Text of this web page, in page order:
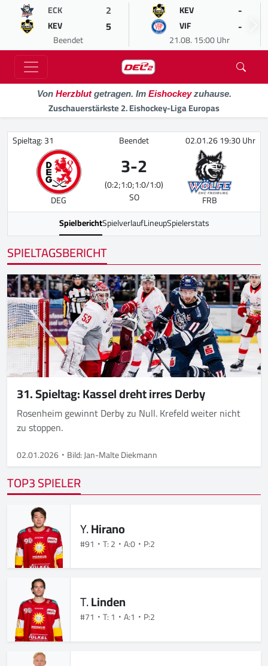
ECK 2
KEV 5
Beendet
KEV -
VIF -
21.08. 15:00 Uhr
Von Herzblutgetragen. Im Eishockeyzuhause.
Zuschauerstärkste 2. Eishockey-Liga Europas
Spieltag: 31 Beendet 02.01.26 19:30 Uhr
DEG
3-2
(0:2;1:0;1:0/1:0)
SO
FRB
SpielberichtSpielverlaufLineupSpielerstats
SPIELTAGSBERICHT
31. Spieltag: Kassel dreht irres Derby
Rosenheim gewinnt Derby zu Null. Krefeld weiter nicht
zu stoppen.
02.01.2026 Bild: Jan-Malte Diekmann
TOP3 SPIELER
Y.Hirano
#91 T: 2 A:0 P:2
T.Linden
#71 T: 1 A:1 P:2